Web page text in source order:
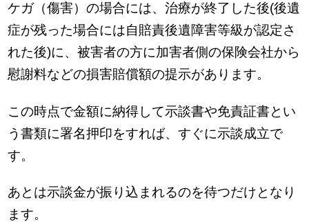
ケガ（傷害）の場合には、治療が終了した後(後遺
症が残った場合には自賠責後遺障害等級が認定さ
れた後)に、被害者の方に加害者側の保険会社から
慰謝料などの損害賠償額の提示があります。
この時点で金額に納得して示談書や免責証書とい
う書類に署名押印をすれば、すぐに示談成立で
す。
あとは示談金が振り込まれるのを待つだけとなり
ます。